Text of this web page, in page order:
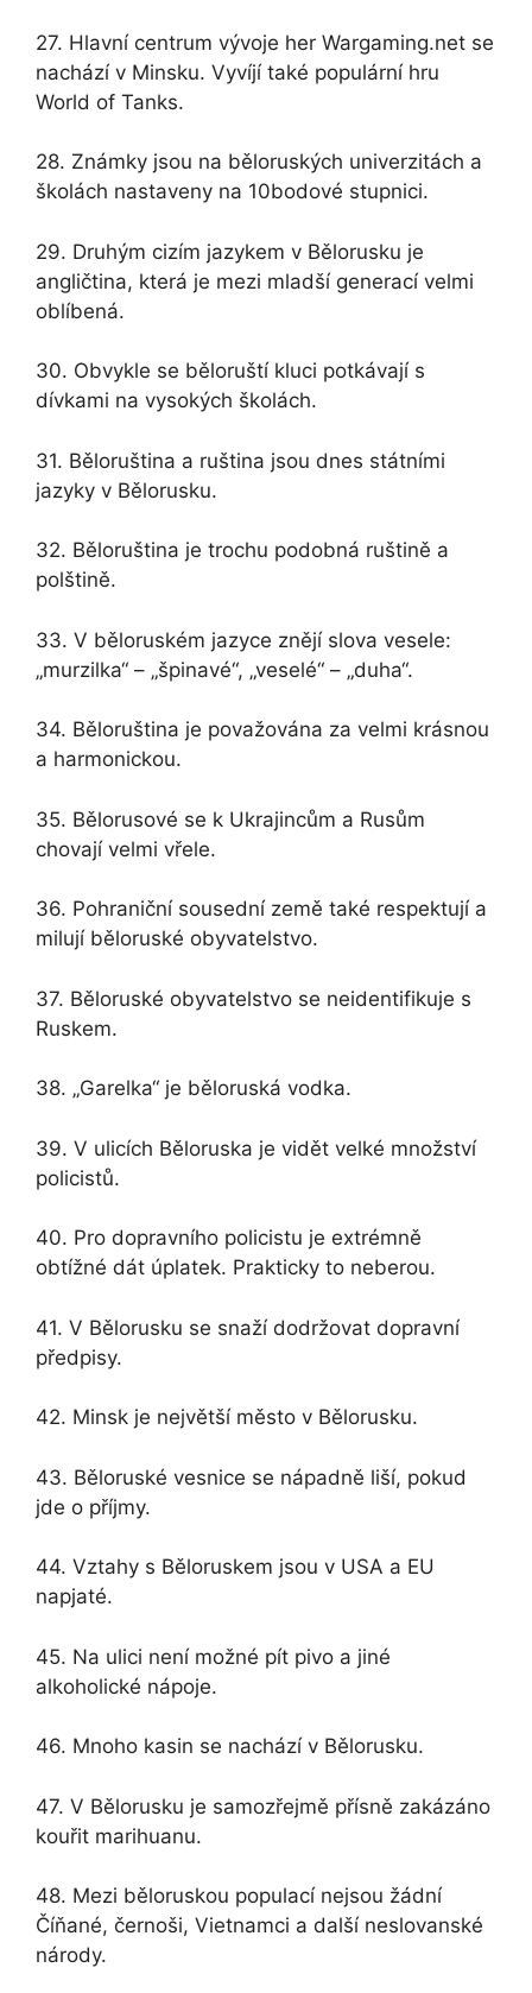
27. Hlavní centrum vývoje her Wargaming.net se
nachází v Minsku. Vyvíjí také populární hru
World of Tanks.
28. Známky jsou na běloruských univerzitách a
školách nastaveny na 10bodové stupnici.
29. Druhým cizím jazykem v Bělorusku je
angličtina, která je mezi mladší generací velmi
oblíbená.
30. Obvykle se běloruští kluci potkávají s
dívkami na vysokých školách.
31. Běloruština a ruština jsou dnes státními
jazyky v Bělorusku.
32. Běloruština je trochu podobná ruštině a
polštině.
33. V běloruském jazyce znějí slova vesele:
„murzilka“ – „špinavé“, „veselé“ – „duha“.
34. Běloruština je považována za velmi krásnou
a harmonickou.
35. Bělorusové se k Ukrajincům a Rusům
chovají velmi vřele.
36. Pohraniční sousední země také respektují a
milují běloruské obyvatelstvo.
37. Běloruské obyvatelstvo se neidentifikuje s
Ruskem.
38. „Garelka“ je běloruská vodka.
39. V ulicích Běloruska je vidět velké množství
policistů.
40. Pro dopravního policistu je extrémně
obtížné dát úplatek. Prakticky to neberou.
41. V Bělorusku se snaží dodržovat dopravní
předpisy.
42. Minsk je největší město v Bělorusku.
43. Běloruské vesnice se nápadně liší, pokud
jde o příjmy.
44. Vztahy s Běloruskem jsou v USA a EU
napjaté.
45. Na ulici není možné pít pivo a jiné
alkoholické nápoje.
46. Mnoho kasin se nachází v Bělorusku.
47. V Bělorusku je samozřejmě přísně zakázáno
kouřit marihuanu.
48. Mezi běloruskou populací nejsou žádní
Číňané, černoši, Vietnamci a další neslovanské
národy.